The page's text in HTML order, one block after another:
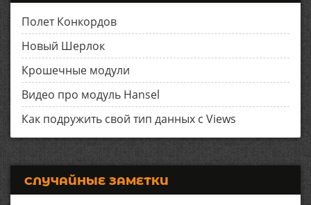
Полет Конкордов
Новый Шерлок
Крошечные модули
Видео про модуль Hansel
Как подружить свой тип данных с Views
СЛУЧАЙНЫЕ ЗАМЕТКИ